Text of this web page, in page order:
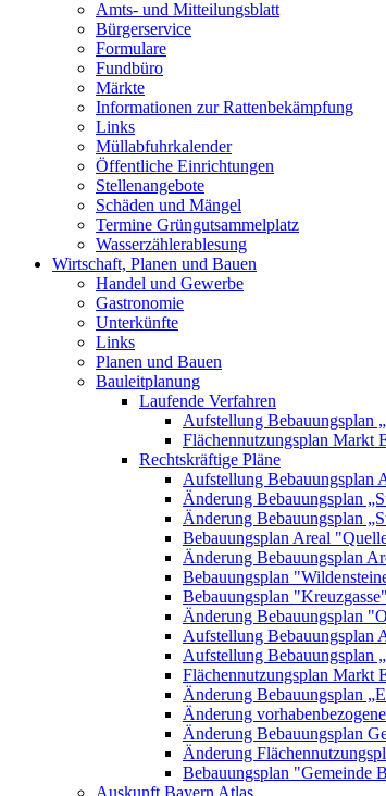
Amts- und Mitteilungsblatt
Bürgerservice
Formulare
Fundbüro
Märkte
Informationen zur Rattenbekämpfung
Links
Müllabfuhrkalender
Öffentliche Einrichtungen
Stellenangebote
Schäden und Mängel
Termine Grüngutsammelplatz
Wasserzählerablesung
Wirtschaft, Planen und Bauen
Handel und Gewerbe
Gastronomie
Unterkünfte
Links
Planen und Bauen
Bauleitplanung
Laufende Verfahren
Aufstellung Bebauungsplan
Flächennutzungsplan Markt
Rechtskräftige Pläne
Aufstellung Bebauungsplan
Änderung Bebauungsplan
Änderung Bebauungsplan
Bebauungsplan Areal
Änderung Bebauungsplan
Bebauungsplan
Bebauungsplan
Änderung Bebauungsplan
Aufstellung Bebauungsplan
Aufstellung Bebauungsplan
Flächennutzungsplan Markt
Änderung Bebauungsplan
Änderung
Änderung Bebauungsplan
Änderung
Bebauungsplan "Gemeinde
Auskunft Bayern Atlas